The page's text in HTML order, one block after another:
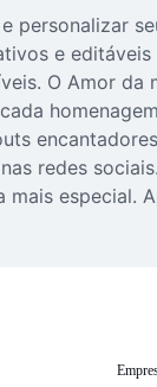
e
O Amor
redes